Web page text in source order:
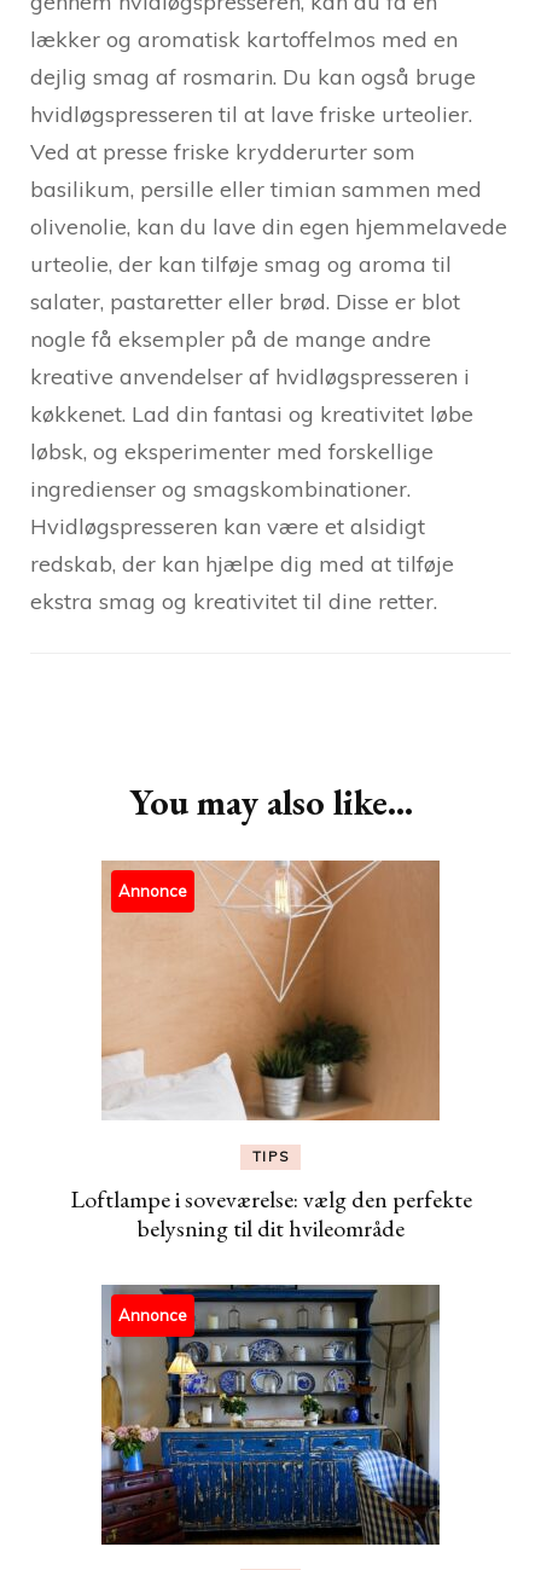
lækker og aromatisk kartoffelmos med en
dejlig smag af rosmarin. Du kan også bruge
hvidløgspresseren til at lave friske urteolier.
Ved at presse friske krydderurter som
basilikum, persille eller timian sammen med
olivenolie, kan du lave din egen hjemmelavede
urteolie, der kan tilføje smag og aroma til
salater, pastaretter eller brød. Disse er blot
nogle få eksempler på de mange andre
kreative anvendelser af hvidløgspresseren i
køkkenet. Lad din fantasi og kreativitet løbe
løbsk, og eksperimenter med forskellige
ingredienser og smagskombinationer.
Hvidløgspresseren kan være et alsidigt
redskab, der kan hjælpe dig med at tilføje
ekstra smag og kreativitet til dine retter.
You may also like...
Annonce
TIPS
Loftlampe i soveværelse: vælg den perfekte
belysning til dit hvileområde
Annonce